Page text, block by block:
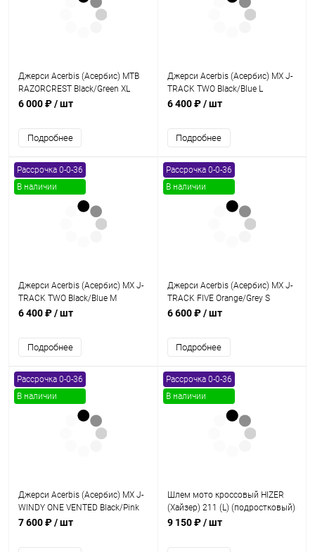
Джерси Acerbis (Асербис) MTB
RAZORCREST Black/Green XL
6 000 ₽/ шт
Подробнее
Джерси Acerbis (Асербис) MX J-
TRACK TWO Black/Blue L
6 400 ₽/ шт
Подробнее
Рассрочка 0-0-36
В наличии
Джерси Acerbis (Асербис) MX J-
TRACK TWO Black/Blue M
6 400 ₽/ шт
Подробнее
Рассрочка 0-0-36
В наличии
Джерси Acerbis (Асербис) MX J-
TRACK FIVE Orange/Grey S
6 600 ₽/ шт
Подробнее
Рассрочка 0-0-36
В наличии
Джерси Acerbis (Асербис) MX J-
WINDY ONE VENTED Black/Pink
XL
7 600 ₽/ шт
Рассрочка 0-0-36
В наличии
Шлем мото кроссовый HIZER
(Хайзер) 211 (L) (подростковый)
9 150 ₽/ шт